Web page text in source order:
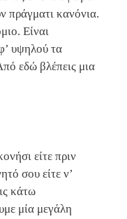
πράγματι κανόνια.
Είναι
υψηλού τα
εδώ βλέπεις μια
είτε πριν
σου είτε ν’
κάτω
μία μεγάλη